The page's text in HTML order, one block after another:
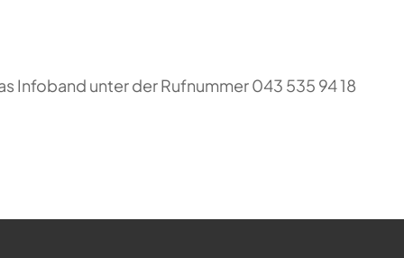
Infoband unter der Rufnummer 043 535 94 18